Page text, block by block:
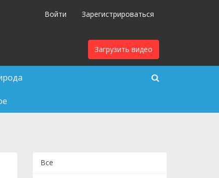
Войти Зарегистрироваться
Загрузить видео
Все